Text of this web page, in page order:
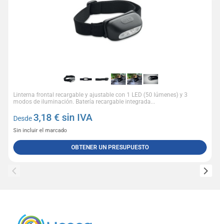
Linterna frontal recargable y ajustable con 1 LED (50 lúmenes) y 3
modos de iluminación. Batería recargable integrada...
Desde3,18 € sin IVA
Sin incluir el marcado
OBTENER UN PRESUPUESTO